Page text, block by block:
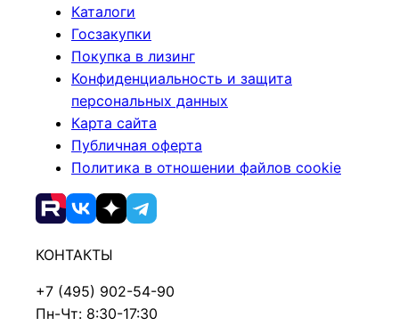
Каталоги
Госзакупки
Покупка в лизинг
Конфиденциальность и защита
персональных данных
Карта сайта
Публичная оферта
Политика в отношении файлов cookie
КОНТАКТЫ
+7 (495) 902-54-90
Пн-Чт: 8:30-17:30